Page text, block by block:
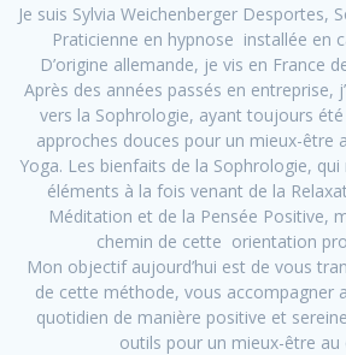
Je suis Sylvia Weichenberger Desportes,
Praticienne en hypnose installée en
D’origine allemande, je vis en France
Après des années passés en entreprise,
vers la Sophrologie, ayant toujours
approches douces pour un mieux-être
Yoga. Les bienfaits de la Sophrologie,
éléments à la fois venant de la
Méditation et de la Pensée Positive,
chemin de cette orientation
Mon objectif aujourd’hui est de vous
de cette méthode, vous accompagner
quotidien de manière positive et
outils pour un mieux-être au